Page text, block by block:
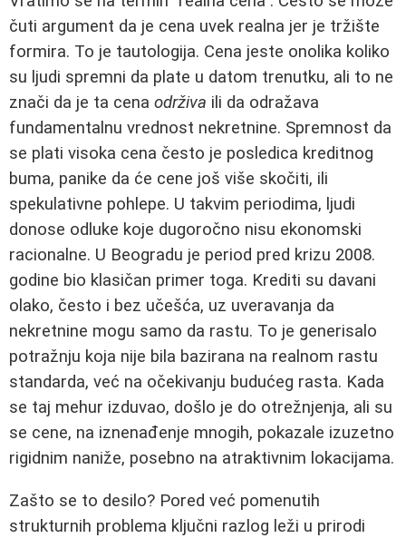
čuti argument da je cena uvek realna jer je tržište
formira. To je tautologija. Cena jeste onolika koliko
su ljudi spremni da plate u datom trenutku, ali to ne
znači da je ta cena održiva ili da odražava
fundamentalnu vrednost nekretnine. Spremnost da
se plati visoka cena često je posledica kreditnog
buma, panike da će cene još više skočiti, ili
spekulativne pohlepe. U takvim periodima, ljudi
donose odluke koje dugoročno nisu ekonomski
racionalne. U Beogradu je period pred krizu 2008.
godine bio klasičan primer toga. Krediti su davani
olako, često i bez učešća, uz uveravanja da
nekretnine mogu samo da rastu. To je generisalo
potražnju koja nije bila bazirana na realnom rastu
standarda, već na očekivanju budućeg rasta. Kada
se taj mehur izduvao, došlo je do otrežnjenja, ali su
se cene, na iznenađenje mnogih, pokazale izuzetno
rigidnim naniže, posebno na atraktivnim lokacijama.
Zašto se to desilo? Pored već pomenutih
strukturnih problema ključni razlog leži u prirodi